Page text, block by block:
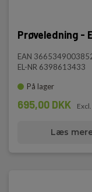
Prøveledning -
EAN
EL-NR 6398613433
På lager
695,00 DKK
Læs